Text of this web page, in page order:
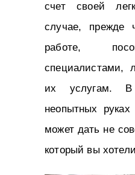
счет своей
случае, прежде
работе,
специалистами,
их услугам.
неопытных
может дать не
который вы